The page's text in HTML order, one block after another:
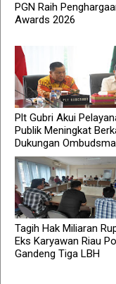
PGN Raih
Awards 2026
Plt Gubri Akui
Publik Meningkat
Dukungan
Tagih Hak Miliaran
Eks Karyawan Riau
Gandeng Tiga LBH